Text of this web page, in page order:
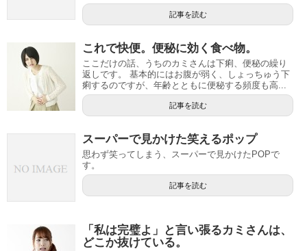
記事を読む
これで快便。便秘に効く食べ物。
ここだけの話、うちのカミさんは下痢、便秘の繰り
返しです。 基本的にはお腹が弱く、しょっちゅう下
痢するのですが、年齢とともに便秘する頻度も高...
記事を読む
スーパーで見かけた笑えるポップ
思わず笑ってしまう、スーパーで見かけたPOPで
す。
記事を読む
「私は完璧よ」と言い張るカミさんは、
どこか抜けている。